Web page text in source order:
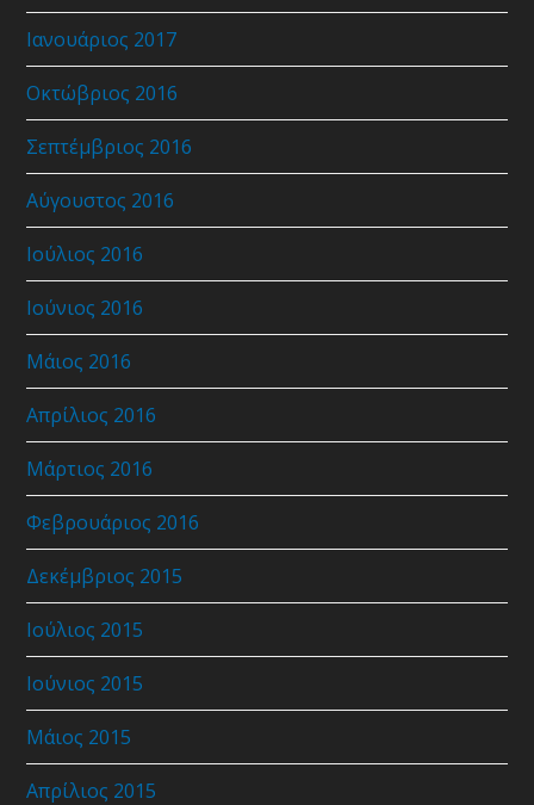
Ιανουάριος 2017
Οκτώβριος 2016
Σεπτέμβριος 2016
Αύγουστος 2016
Ιούλιος 2016
Ιούνιος 2016
Μάιος 2016
Απρίλιος 2016
Μάρτιος 2016
Φεβρουάριος 2016
Δεκέμβριος 2015
Ιούλιος 2015
Ιούνιος 2015
Μάιος 2015
Απρίλιος 2015